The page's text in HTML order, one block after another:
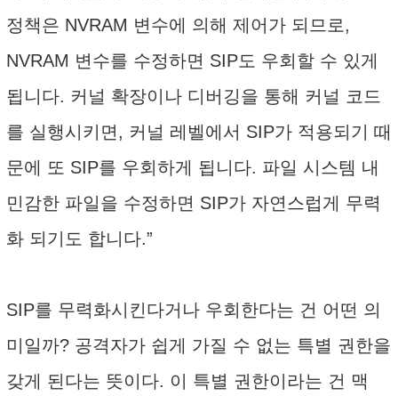
정책은 NVRAM 변수에 의해 제어가 되므로,
NVRAM 변수를 수정하면 SIP도 우회할 수 있게
됩니다. 커널 확장이나 디버깅을 통해 커널 코드
를 실행시키면, 커널 레벨에서 SIP가 적용되기 때
문에 또 SIP를 우회하게 됩니다. 파일 시스템 내
민감한 파일을 수정하면 SIP가 자연스럽게 무력
화 되기도 합니다.”
SIP를 무력화시킨다거나 우회한다는 건 어떤 의
미일까? 공격자가 쉽게 가질 수 없는 특별 권한을
갖게 된다는 뜻이다. 이 특별 권한이라는 건 맥